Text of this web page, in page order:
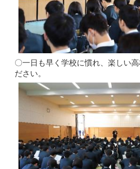
〇一日も早く学校に慣れ、楽しい
ださい。